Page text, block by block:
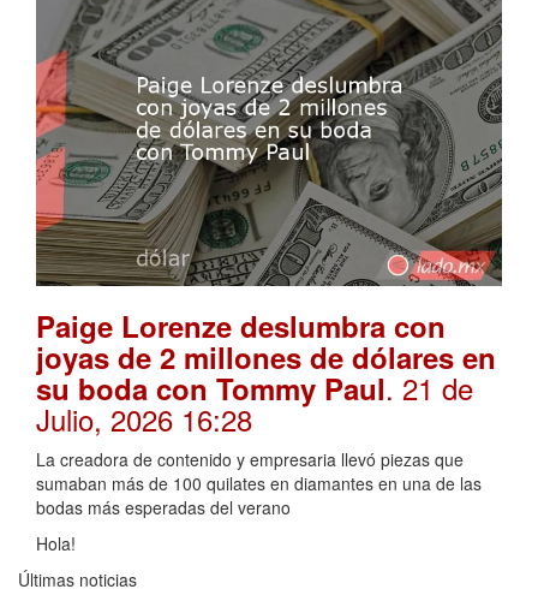
Paige Lorenze deslumbra con
joyas de 2 millones de dólares en
su boda con Tommy Paul. 21 de
Julio, 2026 16:28
La creadora de contenido y empresaria llevó piezas que
sumaban más de 100 quilates en diamantes en una de las
bodas más esperadas del verano
Hola!
Últimas noticias